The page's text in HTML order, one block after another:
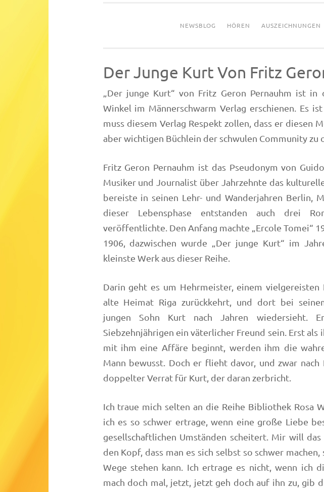
NEWSBLOG HÖREN AUSZEICHNUNGEN
Der Junge Kurt Von Fritz
„Der junge Kurt“ von Fritz Geron Pernauhm ist in
Winkel im Männerschwarm Verlag erschienen. Es
muss diesem Verlag Respekt zollen, dass er diesen
aber wichtigen Büchlein der schwulen Community zu
Fritz Geron Pernauhm ist das Pseudonym von
Musiker und Journalist über Jahrzehnte das
bereiste in seinen Lehr- und Wanderjahren Berlin,
dieser Lebensphase entstanden auch drei
veröffentlichte. Den Anfang machte „Ercole Tomei“
1906, dazwischen wurde „Der junge Kurt“ im
kleinste Werk aus dieser Reihe.
Darin geht es um Hehrmeister, einem
alte Heimat Riga zurückkehrt, und dort bei
jungen Sohn Kurt nach Jahren wiedersieht.
Siebzehnjährigen ein väterlicher Freund sein. Erst als
mit ihm eine Affäre beginnt, werden ihm die
Mann bewusst. Doch er flieht davor, und zwar nach
doppelter Verrat für Kurt, der daran zerbricht.
Ich traue mich selten an die Reihe Bibliothek Rosa
ich es so schwer ertrage, wenn eine große Liebe
gesellschaftlichen Umständen scheitert. Mir will
den Kopf, dass man es sich selbst so schwer
Wege stehen kann. Ich ertrage es nicht, wenn ich
mach doch mal, jetzt, jetzt geh doch auf ihn zu, gib